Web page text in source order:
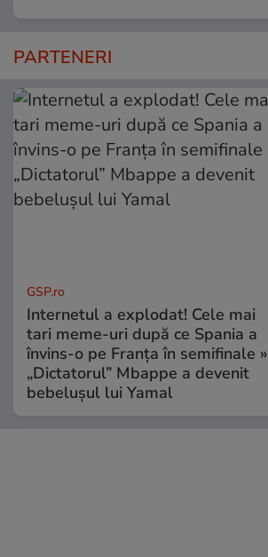
PARTENERI
GSP.ro
Internetul a explodat! Cele mai
tari meme-uri după ce Spania a
învins-o pe Franța în semifinale »
„Dictatorul” Mbappe a devenit
bebelușul lui Yamal